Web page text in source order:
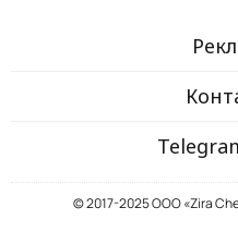
© 2017-2025 ООО «Zira